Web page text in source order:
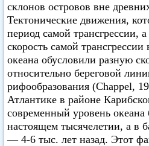
склонов островов вне
Тектонические движения,
период самой трансгрессии,
скорость самой
океана обусловили разную
относительно береговой
рифообразования (Chappel,
Атлантике в районе
современный уровень океана
настоящем тысячелетии, а в
— 4-6 тыс. лет назад. Этот